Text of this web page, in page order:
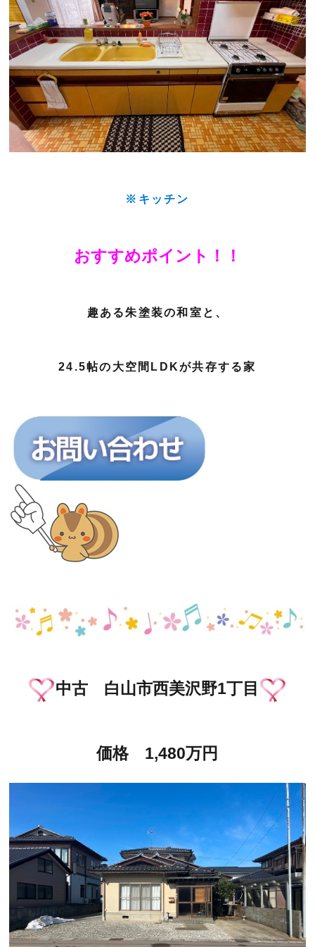
※キッチン
おすすめポイント！！
趣ある朱塗装の和室と、
24.5帖の大空間LDKが共存する家
中古 白山市西美沢野1丁目
価格 1,480万円